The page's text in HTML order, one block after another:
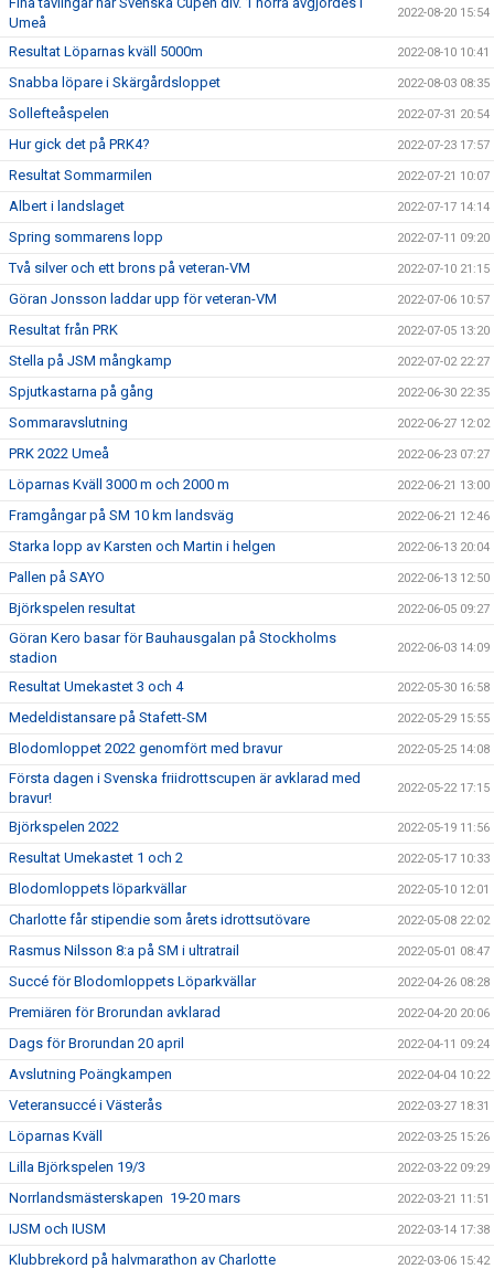
Umeå
2022-08-20 15:54
Resultat Löparnas kväll 5000m 2022-08-10 10:41
Snabba löpare i Skärgårdsloppet 2022-08-03 08:35
Sollefteåspelen 2022-07-31 20:54
Hur gick det på PRK4? 2022-07-23 17:57
Resultat Sommarmilen 2022-07-21 10:07
Albert i landslaget 2022-07-17 14:14
Spring sommarens lopp 2022-07-11 09:20
Två silver och ett brons på veteran-VM 2022-07-10 21:15
Göran Jonsson laddar upp för veteran-VM 2022-07-06 10:57
Resultat från PRK 2022-07-05 13:20
Stella på JSM mångkamp 2022-07-02 22:27
Spjutkastarna på gång 2022-06-30 22:35
Sommaravslutning 2022-06-27 12:02
PRK 2022 Umeå 2022-06-23 07:27
Löparnas Kväll 3000 m och 2000 m 2022-06-21 13:00
Framgångar på SM 10 km landsväg 2022-06-21 12:46
Starka lopp av Karsten och Martin i helgen 2022-06-13 20:04
Pallen på SAYO 2022-06-13 12:50
Björkspelen resultat 2022-06-05 09:27
Göran Kero basar för Bauhausgalan på Stockholms
stadion
2022-06-03 14:09
Resultat Umekastet 3 och 4 2022-05-30 16:58
Medeldistansare på Stafett-SM 2022-05-29 15:55
Blodomloppet 2022 genomfört med bravur 2022-05-25 14:08
Första dagen i Svenska friidrottscupen är avklarad med
bravur!
2022-05-22 17:15
Björkspelen 2022 2022-05-19 11:56
Resultat Umekastet 1 och 2 2022-05-17 10:33
Blodomloppets löparkvällar 2022-05-10 12:01
Charlotte får stipendie som årets idrottsutövare 2022-05-08 22:02
Rasmus Nilsson 8:a på SM i ultratrail 2022-05-01 08:47
Succé för Blodomloppets Löparkvällar 2022-04-26 08:28
Premiären för Brorundan avklarad 2022-04-20 20:06
Dags för Brorundan 20 april 2022-04-11 09:24
Avslutning Poängkampen 2022-04-04 10:22
Veteransuccé i Västerås 2022-03-27 18:31
Löparnas Kväll 2022-03-25 15:26
Lilla Björkspelen 19/3 2022-03-22 09:29
Norrlandsmästerskapen 19-20 mars 2022-03-21 11:51
IJSM och IUSM 2022-03-14 17:38
Klubbrekord på halvmarathon av Charlotte 2022-03-06 15:42